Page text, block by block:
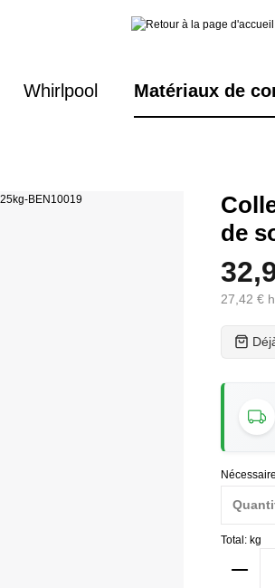
Whirlpool Matériaux de
de
27,42 €
Total: kg